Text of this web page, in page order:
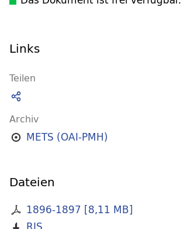
Links
Teilen
Archiv
METS (OAI-PMH)
Dateien
1896-1897 [8,11 MB]